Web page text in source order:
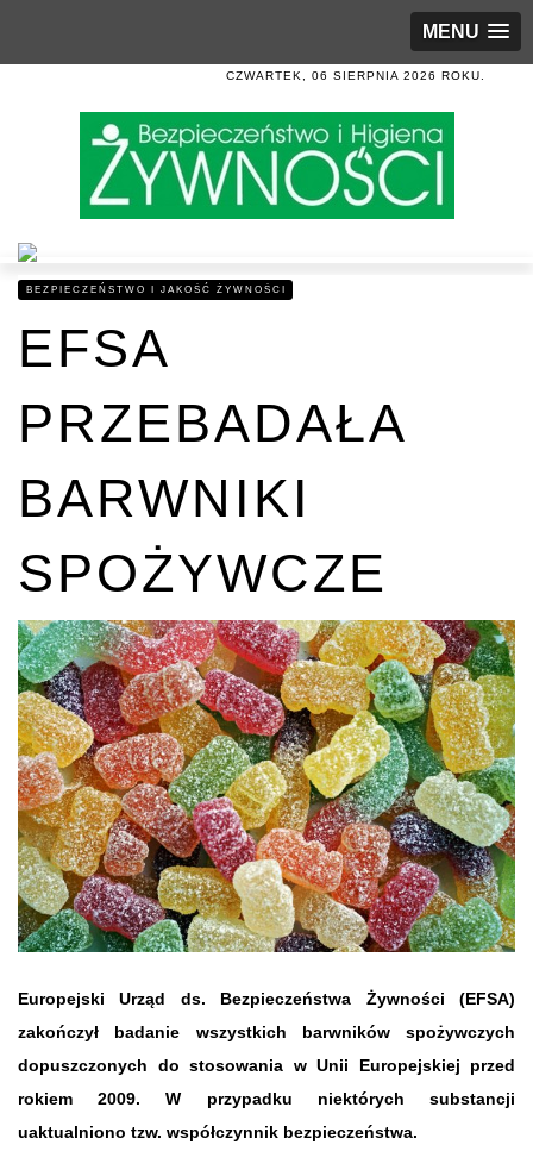
MENU
CZWARTEK, 06 SIERPNIA 2026 ROKU.
BEZPIECZEŃSTWO I JAKOŚĆ ŻYWNOŚCI
EFSA
PRZEBADAŁA
BARWNIKI
SPOŻYWCZE
Europejski Urząd ds. Bezpieczeństwa Żywności (EFSA)
zakończył badanie wszystkich barwników spożywczych
dopuszczonych do stosowania w Unii Europejskiej przed
rokiem 2009. W przypadku niektórych substancji
uaktualniono tzw. współczynnik bezpieczeństwa.